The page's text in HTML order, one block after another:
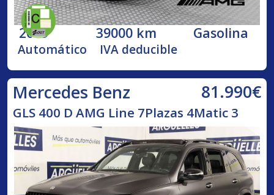
2019 39000 km Gasolina
Automático IVA deducible
Mercedes Benz 81.990€
GLS 400 D AMG Line 7Plazas 4Matic 3